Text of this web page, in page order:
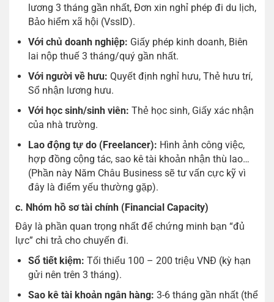
lương 3 tháng gần nhất, Đơn xin nghỉ phép đi du lịch,
Bảo hiểm xã hội (VssID).
Với chủ doanh nghiệp: Giấy phép kinh doanh, Biên
lai nộp thuế 3 tháng/quý gần nhất.
Với người về hưu: Quyết định nghỉ hưu, Thẻ hưu trí,
Sổ nhận lương hưu.
Với học sinh/sinh viên: Thẻ học sinh, Giấy xác nhận
của nhà trường.
Lao động tự do (Freelancer): Hình ảnh công việc,
hợp đồng cộng tác, sao kê tài khoản nhận thù lao…
(Phần này Năm Châu Business sẽ tư vấn cực kỹ vì
đây là điểm yếu thường gặp).
c. Nhóm hồ sơ tài chính (Financial Capacity)
Đây là phần quan trọng nhất để chứng minh bạn “đủ
lực” chi trả cho chuyến đi.
Sổ tiết kiệm: Tối thiểu 100 – 200 triệu VNĐ (kỳ hạn
gửi nên trên 3 tháng).
Sao kê tài khoản ngân hàng: 3-6 tháng gần nhất (thể